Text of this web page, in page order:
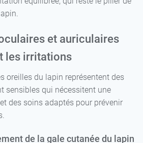
et auriculaires
les irritations
oreilles du lapin représentent des
sensibles qui nécessitent une
des soins adaptés pour prévenir
de la gale cutanée du lapin